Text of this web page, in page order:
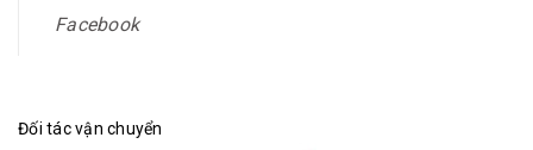
Facebook
Đối tác vận chuyển